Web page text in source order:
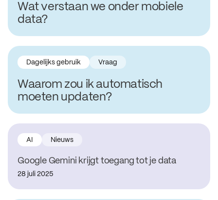
Wat verstaan we onder mobiele
data?
Waarom zou ik automatisch
moeten updaten?
Dagelijks gebruik Vraag
Google Gemini krijgt toegang tot je data
AI Nieuws
28 juli 2025